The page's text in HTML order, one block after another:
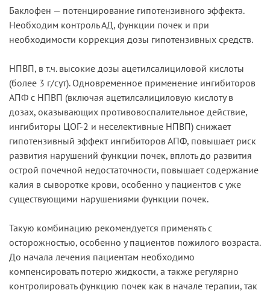
Баклофен — потенцирование гипотензивного эффекта.
Необходим контроль АД, функции почек и при
необходимости коррекция дозы гипотензивных средств.
НПВП, в т.ч. высокие дозы ацетилсалициловой кислоты
(более 3 г/сут). Одновременное применение ингибиторов
АПФ с НПВП (включая ацетилсалициловую кислоту в
дозах, оказывающих противовоспалительное действие,
ингибиторы ЦОГ-2 и неселективные НПВП) снижает
гипотензивный эффект ингибиторов АПФ, повышает риск
развития нарушений функции почек, вплоть до развития
острой почечной недостаточности, повышает содержание
калия в сыворотке крови, особенно у пациентов с уже
существующими нарушениями функции почек.
Такую комбинацию рекомендуется применять с
осторожностью, особенно у пациентов пожилого возраста.
До начала лечения пациентам необходимо
компенсировать потерю жидкости, а также регулярно
контролировать функцию почек как в начале терапии, так